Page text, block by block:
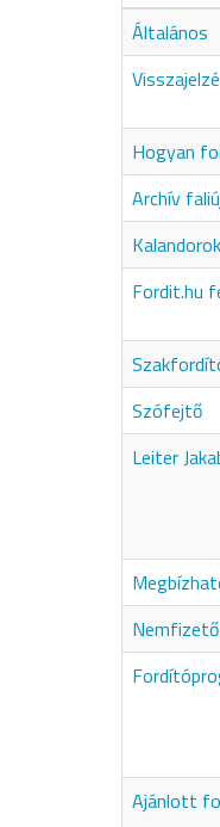
Általános
Hogyan
Archív
Fordit.hu
Szófejtő
Leiter
Ajánlott